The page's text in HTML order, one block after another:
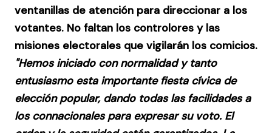
ventanillas de atención para direccionar a los
votantes. No faltan los controlores y las
misiones electorales que vigilarán los comicios.
"Hemos iniciado con normalidad y tanto
entusiasmo esta importante fiesta cívica de
elección popular, dando todas las facilidades a
los connacionales para expresar su voto. El